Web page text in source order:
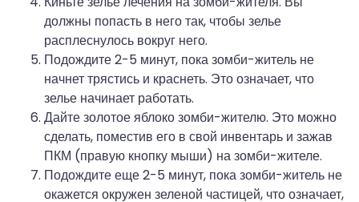
должны попасть в него так, чтобы зелье
расплеснулось вокруг него.
Подождите 2-5 минут, пока зомби-житель не
начнет трястись и краснеть. Это означает, что
зелье начинает работать.
Дайте золотое яблоко зомби-жителю. Это можно
сделать, поместив его в свой инвентарь и зажав
ПКМ (правую кнопку мыши) на зомби-жителе.
Подождите еще 2-5 минут, пока зомби-житель не
окажется окружен зеленой частицей, что означает,